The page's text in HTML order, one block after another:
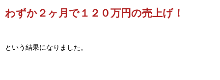
わずか２ヶ月で１２０万円の売上げ！
という結果になりました。